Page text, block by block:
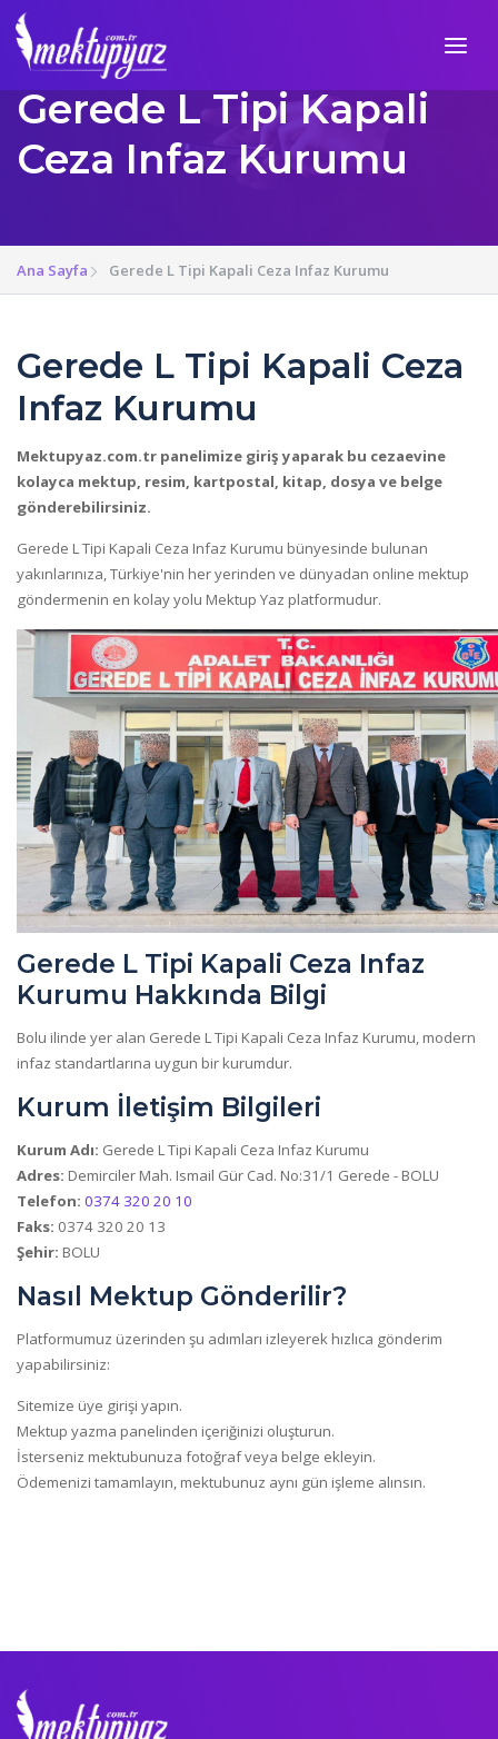
Gerede L Tipi Kapali
Ceza Infaz Kurumu
Ana Sayfa Gerede L Tipi Kapali Ceza Infaz Kurumu
Gerede L Tipi Kapali Ceza
Infaz Kurumu
Mektupyaz.com.tr panelimize giriş yaparak bu cezaevine
kolayca mektup, resim, kartpostal, kitap, dosya ve belge
gönderebilirsiniz.
Gerede L Tipi Kapali Ceza Infaz Kurumu bünyesinde bulunan
yakınlarınıza, Türkiye'nin her yerinden ve dünyadan online mektup
göndermenin en kolay yolu Mektup Yaz platformudur.
Gerede L Tipi Kapali Ceza Infaz
Kurumu Hakkında Bilgi
Bolu ilinde yer alan Gerede L Tipi Kapali Ceza Infaz Kurumu, modern
infaz standartlarına uygun bir kurumdur.
Kurum İletişim Bilgileri
Kurum Adı: Gerede L Tipi Kapali Ceza Infaz Kurumu
Adres: Demirciler Mah. Ismail Gür Cad. No:31/1 Gerede - BOLU
Telefon: 0374 320 20 10
Faks: 0374 320 20 13
Şehir: BOLU
Nasıl Mektup Gönderilir?
Platformumuz üzerinden şu adımları izleyerek hızlıca gönderim
yapabilirsiniz:
Sitemize üye girişi yapın.
Mektup yazma panelinden içeriğinizi oluşturun.
İsterseniz mektubunuza fotoğraf veya belge ekleyin.
Ödemenizi tamamlayın, mektubunuz aynı gün işleme alınsın.